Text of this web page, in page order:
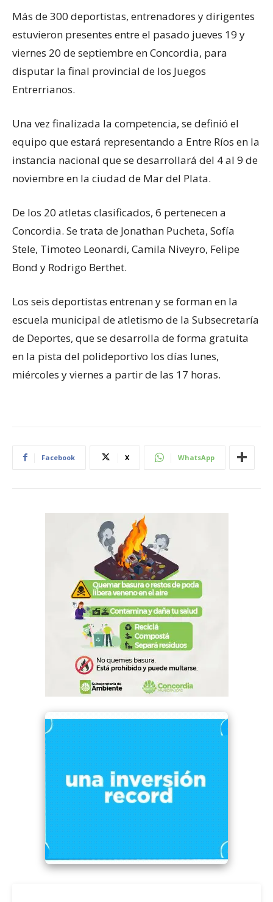
Más de 300 deportistas, entrenadores y dirigentes
estuvieron presentes entre el pasado jueves 19 y
viernes 20 de septiembre en Concordia, para
disputar la final provincial de los Juegos
Entrerrianos.
Una vez finalizada la competencia, se definió el
equipo que estará representando a Entre Ríos en la
instancia nacional que se desarrollará del 4 al 9 de
noviembre en la ciudad de Mar del Plata.
De los 20 atletas clasificados, 6 pertenecen a
Concordia. Se trata de Jonathan Pucheta, Sofía
Stele, Timoteo Leonardi, Camila Niveyro, Felipe
Bond y Rodrigo Berthet.
Los seis deportistas entrenan y se forman en la
escuela municipal de atletismo de la Subsecretaría
de Deportes, que se desarrolla de forma gratuita
en la pista del polideportivo los días lunes,
miércoles y viernes a partir de las 17 horas.
Facebook X WhatsApp